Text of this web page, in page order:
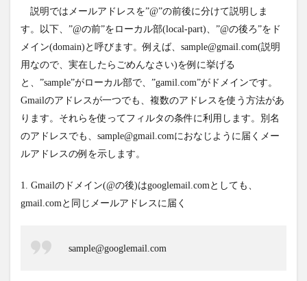
て登
録
2
２．
フィ
ルタ
の設
説明ではメールアドレスを”@”の前後に分けて説明しま
す。以下、”@の前”をローカル部(local-part)、”@の後ろ”をド
メイン(domain)と呼びます。例えば、sample@gmail.com(説明
用なので、実在したらごめんなさい)を例に挙げる
と、”sample”がローカル部で、”gamil.com”がドメインです。
Gmailのアドレスが一つでも、複数のアドレスを使う方法があ
ります。それらを使ってフィルタの条件に利用します。別名
のアドレスでも、sample@gmail.comにおなじように届くメー
ルアドレスの例を示します。
1. Gmailのドメイン(@の後)はgooglemail.comとしても、
gmail.comと同じメールアドレスに届く
sample@googlemail.com